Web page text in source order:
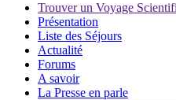
Trouver un Voyage
Présentation
Liste des Séjours
Actualité
Forums
A savoir
La Presse en parle